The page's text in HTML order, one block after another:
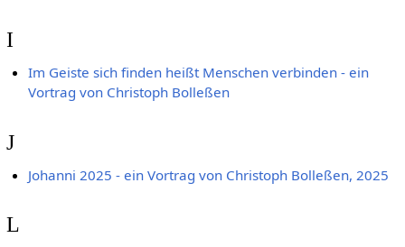
I
Im Geiste sich finden heißt Menschen verbinden - ein
Vortrag von Christoph Bolleßen
J
Johanni 2025 - ein Vortrag von Christoph Bolleßen, 2025
L